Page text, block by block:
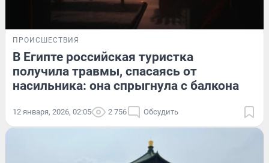
ПРОИСШЕСТВИЯ
В Египте российская туристка
получила травмы, спасаясь от
насильника: она спрыгнула с балкона
12 января, 2026, 02:05 2 756 Обсудить